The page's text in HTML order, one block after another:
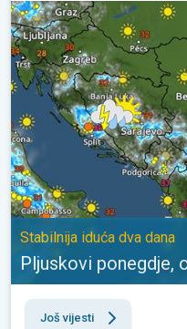
Pljuskovi ponegdje, od
Stabilnija iduća dva dana
Pljuskovi ponegdje,
Još vijesti